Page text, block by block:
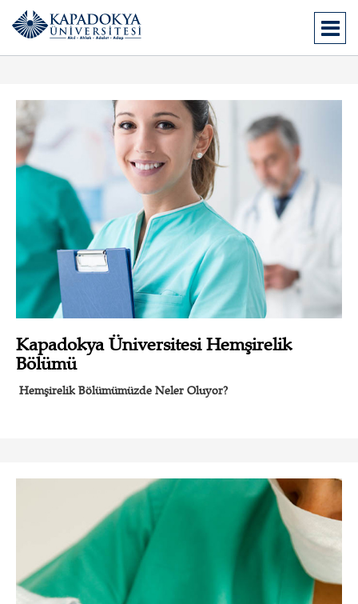
Kapadokya Üniversitesi Hemşirelik
Bölümü
Hemşirelik Bölümümüzde Neler Oluyor?